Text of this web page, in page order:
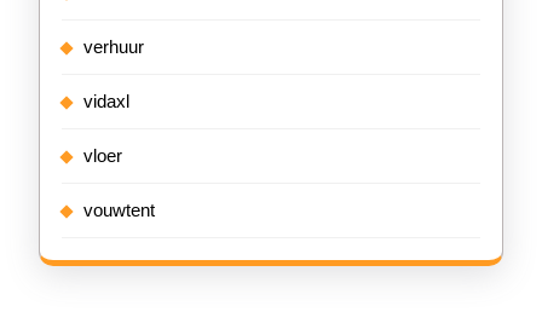
verhuur
vidaxl
vloer
vouwtent